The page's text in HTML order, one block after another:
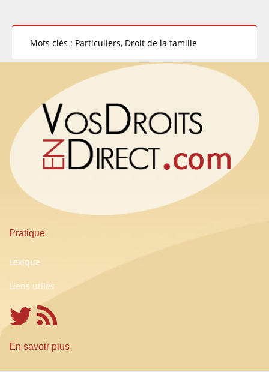
Mots clés : Particuliers, Droit de la famille
Pratique
Lexique
Liens utiles
En savoir plus